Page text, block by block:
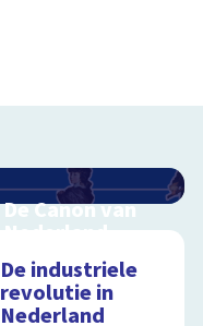
De Canon van
Nederland
schoolplaat over de
Canon
De industriele
revolutie in
Nederland